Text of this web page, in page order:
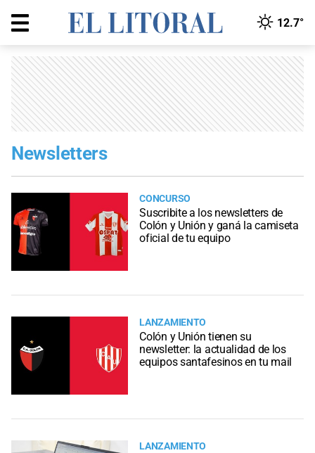
12.7°
Newsletters
CONCURSO
Suscribite a los newsletters de
Colón y Unión y ganá la camiseta
oficial de tu equipo
LANZAMIENTO
Colón y Unión tienen su
newsletter: la actualidad de los
equipos santafesinos en tu mail
LANZAMIENTO